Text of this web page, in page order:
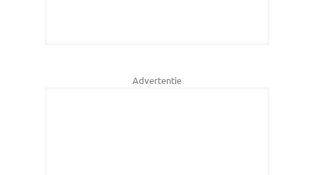
Advertentie